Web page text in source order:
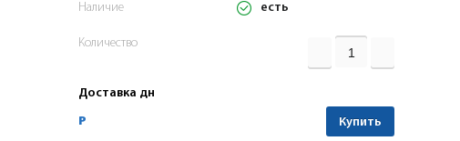
Наличие
есть
Количество
Доставка дн
Р Купить